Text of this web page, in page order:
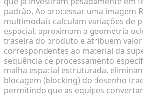
padrão. Ao processar uma imagem
multimodais calculam variações de
espacial, aproximam a geometria
traseira do produto e atribuem
correspondentes ao material da
sequência de processamento
malha espacial estruturada,
blocagem (blocking) do desenho
permitindo que as equipes